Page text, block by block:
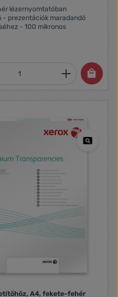
gombokat a vagy
lézernyomtatóban
- prezentációk maradandó
- 100 mikronos
Adja
A4, fekete-fehér